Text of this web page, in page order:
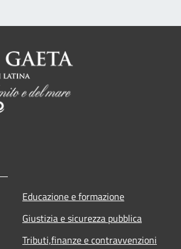
Educazione e formazione
Giustizia e sicurezza pubblica
Tributi,finanze e contravvenzioni